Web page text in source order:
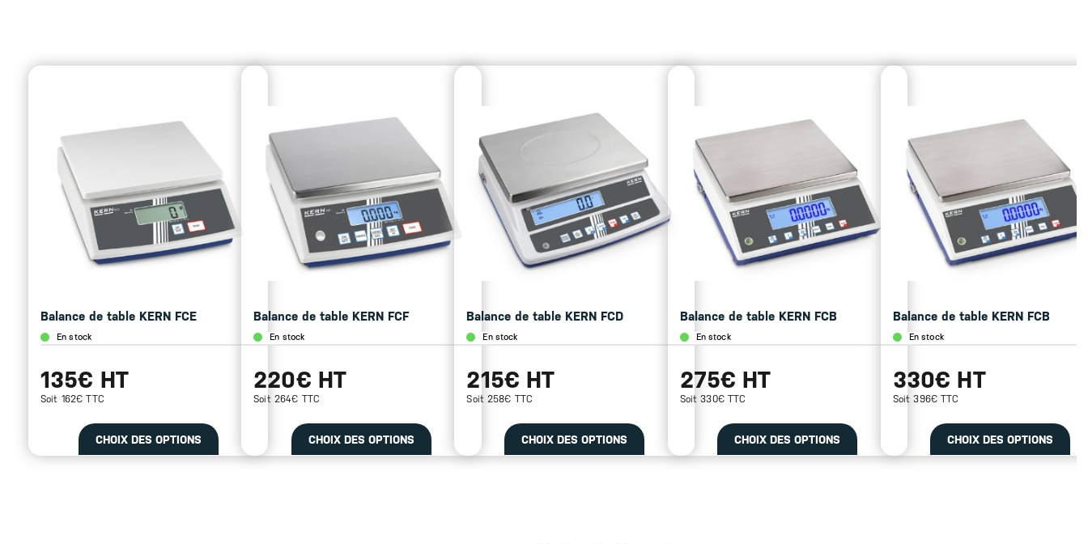
Balance de table KERN FCE
En stock
135€ HT
Soit 162€ TTC
CHOIX DES OPTIONS
Balance de table KERN FCF
En stock
220€ HT
Soit 264€ TTC
CHOIX DES OPTIONS
Balance de table KERN FCD
En stock
215€ HT
Soit 258€ TTC
CHOIX DES OPTIONS
Balance de table KERN FCB
En stock
275€ HT
Soit 330€ TTC
CHOIX DES OPTIONS
Balance de table KERN FCB
En stock
330€ HT
Soit 396€ TTC
CHOIX DES OPTIONS